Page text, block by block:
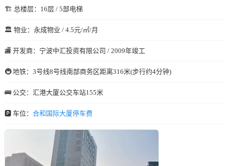
🏗️ 总楼层：16层 / 5部电梯
🏛️ 物业：永成物业 / 4.5元/㎡/月
🏬 开发商：宁波中汇投资有限公司 / 2009年竣工
🚇 地铁：3号线8号线南部商务区距离316米(步行约4分钟)
🚌 公交：汇港大厦公交车站155米
🅿️ 车位： 合和国际大厦停车费